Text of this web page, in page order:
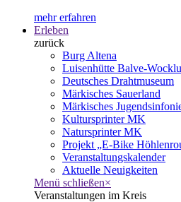
mehr erfahren
Erleben
zurück
Burg Altena
Luisenhütte Balve-
Deutsches Drahtmuseum
Märkisches Sauerland
Märkisches
Kultursprinter MK
Natursprinter MK
Projekt „E-Bike
Veranstaltungskalender
Aktuelle Neuigkeiten
Menü schließen×
Veranstaltungen im Kreis